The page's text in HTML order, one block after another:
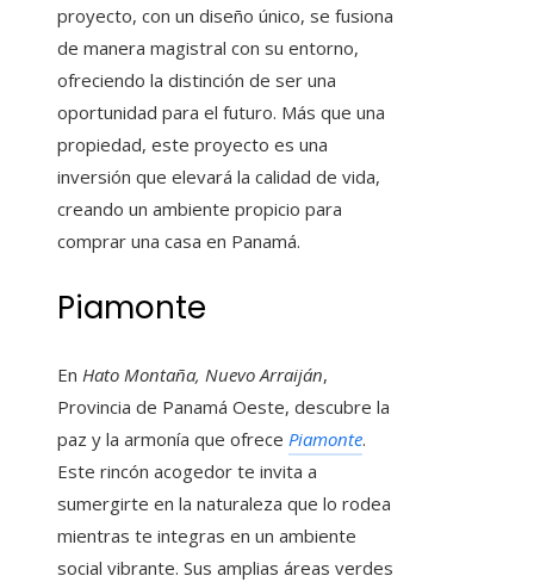
proyecto, con un diseño único, se fusiona
de manera magistral con su entorno,
ofreciendo la distinción de ser una
oportunidad para el futuro. Más que una
propiedad, este proyecto es una
inversión que elevará la calidad de vida,
creando un ambiente propicio para
comprar una casa en Panamá.
Piamonte
En Hato Montaña, Nuevo Arraiján,
Provincia de Panamá Oeste, descubre la
paz y la armonía que ofrece Piamonte.
Este rincón acogedor te invita a
sumergirte en la naturaleza que lo rodea
mientras te integras en un ambiente
social vibrante. Sus amplias áreas verdes